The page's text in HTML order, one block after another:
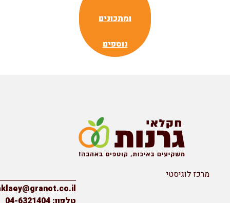
ומתכונים
נוספים
מרכז לוגיסטי
haklaey@granot.co.il